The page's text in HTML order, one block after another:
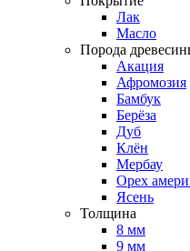
Лак
Масло
Порода
Акация
Афромозия
Бамбук
Берёза
Дуб
Клён
Мербау
Орех
Ясень
Толщина
8 мм
9 мм